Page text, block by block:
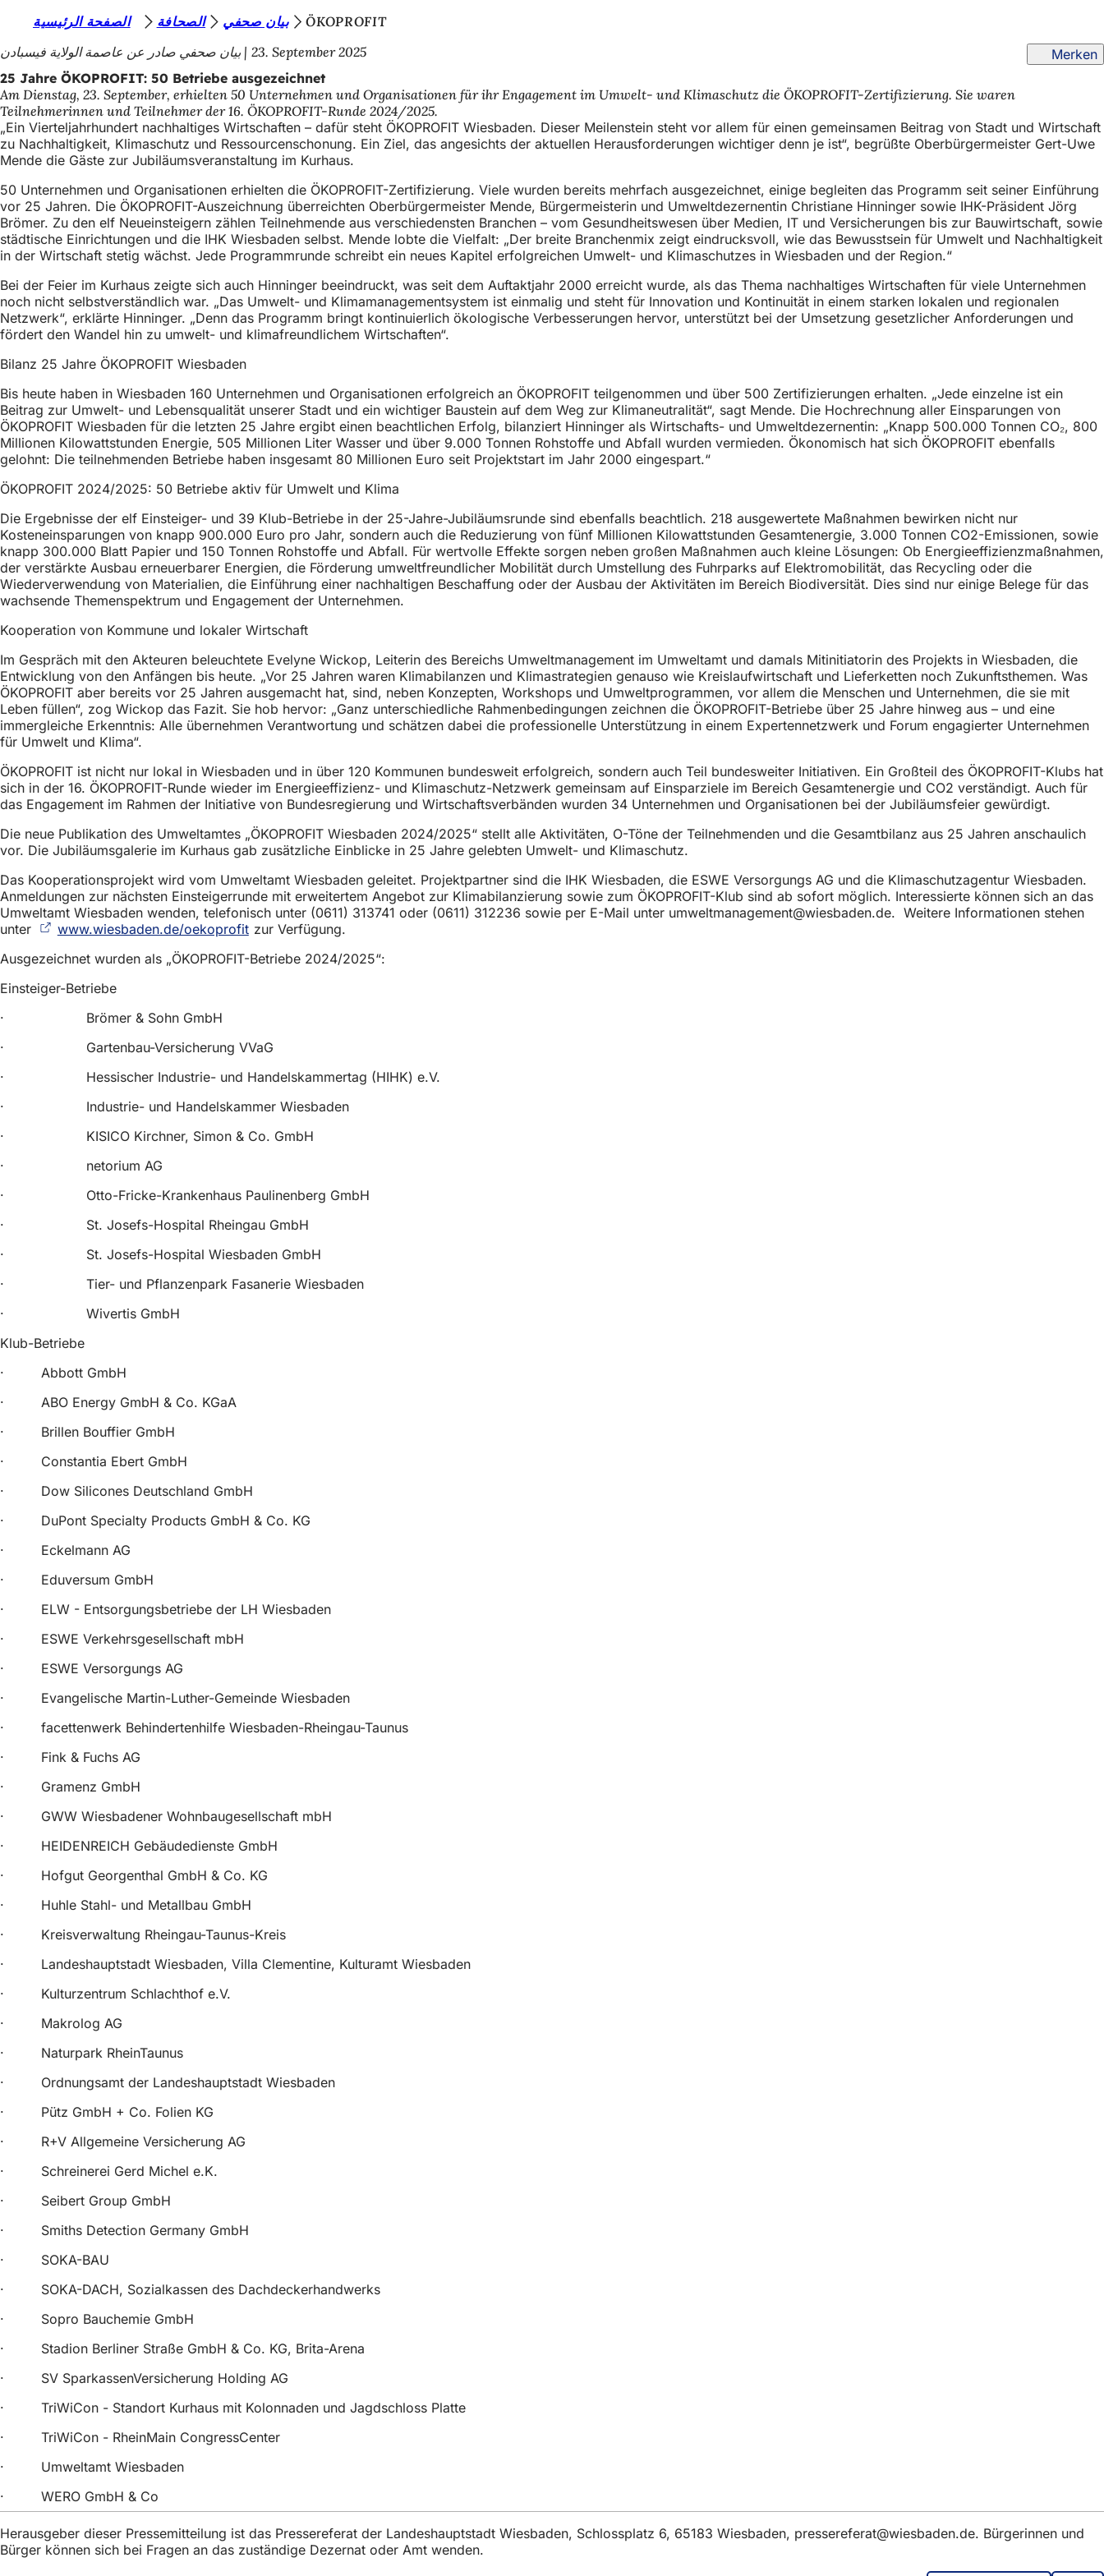
Inhalt anspringen
i
e
b
e
f
i
n
d
e
n
s
i
c
h
h
i
e
r
:
الصفحة الرئيسية الصحافة بيان صحفي
ÖKOPROFIT
بيان صحفي صادر عن عاصمة الولاية فيسبادن
23. September 2025
Merken
25 Jahre ÖKOPROFIT: 50 Betriebe ausgezeichnet
Am Dienstag, 23. September, erhielten 50 Unternehmen und Organisationen für ihr Engagement im Umwelt- und Klimaschutz die ÖKOPROFIT-Zertifizierung. Sie waren
Teilnehmerinnen und Teilnehmer der 16. ÖKOPROFIT-Runde 2024/2025.
„Ein Vierteljahrhundert nachhaltiges Wirtschaften – dafür steht ÖKOPROFIT Wiesbaden. Dieser Meilenstein steht vor allem für einen gemeinsamen Beitrag von Stadt und Wirtschaft
zu Nachhaltigkeit, Klimaschutz und Ressourcenschonung. Ein Ziel, das angesichts der aktuellen Herausforderungen wichtiger denn je ist“, begrüßte Oberbürgermeister Gert-Uwe
Mende die Gäste zur Jubiläumsveranstaltung im Kurhaus.
50 Unternehmen und Organisationen erhielten die ÖKOPROFIT-Zertifizierung. Viele wurden bereits mehrfach ausgezeichnet, einige begleiten das Programm seit seiner Einführung
vor 25 Jahren. Die ÖKOPROFIT-Auszeichnung überreichten Oberbürgermeister Mende, Bürgermeisterin und Umweltdezernentin Christiane Hinninger sowie IHK-Präsident Jörg
Brömer. Zu den elf Neueinsteigern zählen Teilnehmende aus verschiedensten Branchen – vom Gesundheitswesen über Medien, IT und Versicherungen bis zur Bauwirtschaft, sowie
städtische Einrichtungen und die IHK Wiesbaden selbst. Mende lobte die Vielfalt: „Der breite Branchenmix zeigt eindrucksvoll, wie das Bewusstsein für Umwelt und Nachhaltigkeit
in der Wirtschaft stetig wächst. Jede Programmrunde schreibt ein neues Kapitel erfolgreichen Umwelt- und Klimaschutzes in Wiesbaden und der Region.“
Bei der Feier im Kurhaus zeigte sich auch Hinninger beeindruckt, was seit dem Auftaktjahr 2000 erreicht wurde, als das Thema nachhaltiges Wirtschaften für viele Unternehmen
noch nicht selbstverständlich war. „Das Umwelt- und Klimamanagementsystem ist einmalig und steht für Innovation und Kontinuität in einem starken lokalen und regionalen
Netzwerk“, erklärte Hinninger. „Denn das Programm bringt kontinuierlich ökologische Verbesserungen hervor, unterstützt bei der Umsetzung gesetzlicher Anforderungen und
fördert den Wandel hin zu umwelt- und klimafreundlichem Wirtschaften“.
Bilanz 25 Jahre ÖKOPROFIT Wiesbaden
Bis heute haben in Wiesbaden 160 Unternehmen und Organisationen erfolgreich an ÖKOPROFIT teilgenommen und über 500 Zertifizierungen erhalten. „Jede einzelne ist ein
Beitrag zur Umwelt- und Lebensqualität unserer Stadt und ein wichtiger Baustein auf dem Weg zur Klimaneutralität“, sagt Mende. Die Hochrechnung aller Einsparungen von
ÖKOPROFIT Wiesbaden für die letzten 25 Jahre ergibt einen beachtlichen Erfolg, bilanziert Hinninger als Wirtschafts- und Umweltdezernentin: „Knapp 500.000 Tonnen CO₂, 800
Millionen Kilowattstunden Energie, 505 Millionen Liter Wasser und über 9.000 Tonnen Rohstoffe und Abfall wurden vermieden. Ökonomisch hat sich ÖKOPROFIT ebenfalls
gelohnt: Die teilnehmenden Betriebe haben insgesamt 80 Millionen Euro seit Projektstart im Jahr 2000 eingespart.“
ÖKOPROFIT 2024/2025: 50 Betriebe aktiv für Umwelt und Klima
Die Ergebnisse der elf Einsteiger- und 39 Klub-Betriebe in der 25-Jahre-Jubiläumsrunde sind ebenfalls beachtlich. 218 ausgewertete Maßnahmen bewirken nicht nur
Kosteneinsparungen von knapp 900.000 Euro pro Jahr, sondern auch die Reduzierung von fünf Millionen Kilowattstunden Gesamtenergie, 3.000 Tonnen CO2-Emissionen, sowie
knapp 300.000 Blatt Papier und 150 Tonnen Rohstoffe und Abfall. Für wertvolle Effekte sorgen neben großen Maßnahmen auch kleine Lösungen: Ob Energieeffizienzmaßnahmen,
der verstärkte Ausbau erneuerbarer Energien, die Förderung umweltfreundlicher Mobilität durch Umstellung des Fuhrparks auf Elektromobilität, das Recycling oder die
Wiederverwendung von Materialien, die Einführung einer nachhaltigen Beschaffung oder der Ausbau der Aktivitäten im Bereich Biodiversität. Dies sind nur einige Belege für das
wachsende Themenspektrum und Engagement der Unternehmen.
Kooperation von Kommune und lokaler Wirtschaft
Im Gespräch mit den Akteuren beleuchtete Evelyne Wickop, Leiterin des Bereichs Umweltmanagement im Umweltamt und damals Mitinitiatorin des Projekts in Wiesbaden, die
Entwicklung von den Anfängen bis heute. „Vor 25 Jahren waren Klimabilanzen und Klimastrategien genauso wie Kreislaufwirtschaft und Lieferketten noch Zukunftsthemen. Was
ÖKOPROFIT aber bereits vor 25 Jahren ausgemacht hat, sind, neben Konzepten, Workshops und Umweltprogrammen, vor allem die Menschen und Unternehmen, die sie mit
Leben füllen“, zog Wickop das Fazit. Sie hob hervor: „Ganz unterschiedliche Rahmenbedingungen zeichnen die ÖKOPROFIT-Betriebe über 25 Jahre hinweg aus – und eine
immergleiche Erkenntnis: Alle übernehmen Verantwortung und schätzen dabei die professionelle Unterstützung in einem Expertennetzwerk und Forum engagierter Unternehmen
für Umwelt und Klima“.
ÖKOPROFIT ist nicht nur lokal in Wiesbaden und in über 120 Kommunen bundesweit erfolgreich, sondern auch Teil bundesweiter Initiativen. Ein Großteil des ÖKOPROFIT-Klubs hat
sich in der 16. ÖKOPROFIT-Runde wieder im Energieeffizienz- und Klimaschutz-Netzwerk gemeinsam auf Einsparziele im Bereich Gesamtenergie und CO2 verständigt. Auch für
das Engagement im Rahmen der Initiative von Bundesregierung und Wirtschaftsverbänden wurden 34 Unternehmen und Organisationen bei der Jubiläumsfeier gewürdigt.
Die neue Publikation des Umweltamtes „ÖKOPROFIT Wiesbaden 2024/2025“ stellt alle Aktivitäten, O-Töne der Teilnehmenden und die Gesamtbilanz aus 25 Jahren anschaulich
vor. Die Jubiläumsgalerie im Kurhaus gab zusätzliche Einblicke in 25 Jahre gelebten Umwelt- und Klimaschutz.
Das Kooperationsprojekt wird vom Umweltamt Wiesbaden geleitet. Projektpartner sind die IHK Wiesbaden, die ESWE Versorgungs AG und die Klimaschutzagentur Wiesbaden.
Anmeldungen zur nächsten Einsteigerrunde mit erweitertem Angebot zur Klimabilanzierung sowie zum ÖKOPROFIT-Klub sind ab sofort möglich. Interessierte können sich an das
Umweltamt Wiesbaden wenden, telefonisch unter (0611) 313741 oder (0611) 312236 sowie per E-Mail unter umweltmanagement wiesbaden de. Weitere Informationen stehen
unter
www.wiesbaden.de/oekoprofit(Öffnet
einem
zur Verfügung.
Ausgezeichnet wurden als „ÖKOPROFIT-Betriebe 2024/2025“:
Einsteiger-Betriebe
· Brömer & Sohn GmbH
· Gartenbau-Versicherung VVaG
· Hessischer Industrie- und Handelskammertag (HIHK) e.V.
· Industrie- und Handelskammer Wiesbaden
· KISICO Kirchner, Simon & Co. GmbH
· netorium AG
· Otto-Fricke-Krankenhaus Paulinenberg GmbH
· St. Josefs-Hospital Rheingau GmbH
· St. Josefs-Hospital Wiesbaden GmbH
· Tier- und Pflanzenpark Fasanerie Wiesbaden
· Wivertis GmbH
Klub-Betriebe
· Abbott GmbH
· ABO Energy GmbH & Co. KGaA
· Brillen Bouffier GmbH
· Constantia Ebert GmbH
· Dow Silicones Deutschland GmbH
· DuPont Specialty Products GmbH & Co. KG
· Eckelmann AG
· Eduversum GmbH
· ELW - Entsorgungsbetriebe der LH Wiesbaden
· ESWE Verkehrsgesellschaft mbH
· ESWE Versorgungs AG
· Evangelische Martin-Luther-Gemeinde Wiesbaden
· facettenwerk Behindertenhilfe Wiesbaden-Rheingau-Taunus
· Fink & Fuchs AG
· Gramenz GmbH
· GWW Wiesbadener Wohnbaugesellschaft mbH
· HEIDENREICH Gebäudedienste GmbH
· Hofgut Georgenthal GmbH & Co. KG
· Huhle Stahl- und Metallbau GmbH
· Kreisverwaltung Rheingau-Taunus-Kreis
· Landeshauptstadt Wiesbaden, Villa Clementine, Kulturamt Wiesbaden
· Kulturzentrum Schlachthof e.V.
· Makrolog AG
· Naturpark RheinTaunus
· Ordnungsamt der Landeshauptstadt Wiesbaden
· Pütz GmbH + Co. Folien KG
· R+V Allgemeine Versicherung AG
· Schreinerei Gerd Michel e.K.
· Seibert Group GmbH
· Smiths Detection Germany GmbH
· SOKA-BAU
· SOKA-DACH, Sozialkassen des Dachdeckerhandwerks
· Sopro Bauchemie GmbH
· Stadion Berliner Straße GmbH & Co. KG, Brita-Arena
· SV SparkassenVersicherung Holding AG
· TriWiCon - Standort Kurhaus mit Kolonnaden und Jagdschloss Platte
· TriWiCon - RheinMain CongressCenter
· Umweltamt Wiesbaden
· WERO GmbH & Co
Herausgeber dieser Pressemitteilung ist das Pressereferat der Landeshauptstadt Wiesbaden, Schlossplatz 6, 65183 Wiesbaden, pressereferat wiesbaden de. Bürgerinnen und
Bürger können sich bei Fragen an das zuständige Dezernat oder Amt wenden.